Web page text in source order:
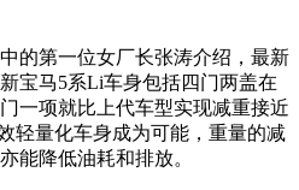
的第一位女厂长张涛介绍，最新
宝马5系Li车身包括四门两盖在
一项就比上代车型实现减重接近
轻量化车身成为可能，重量的减
能降低油耗和排放。